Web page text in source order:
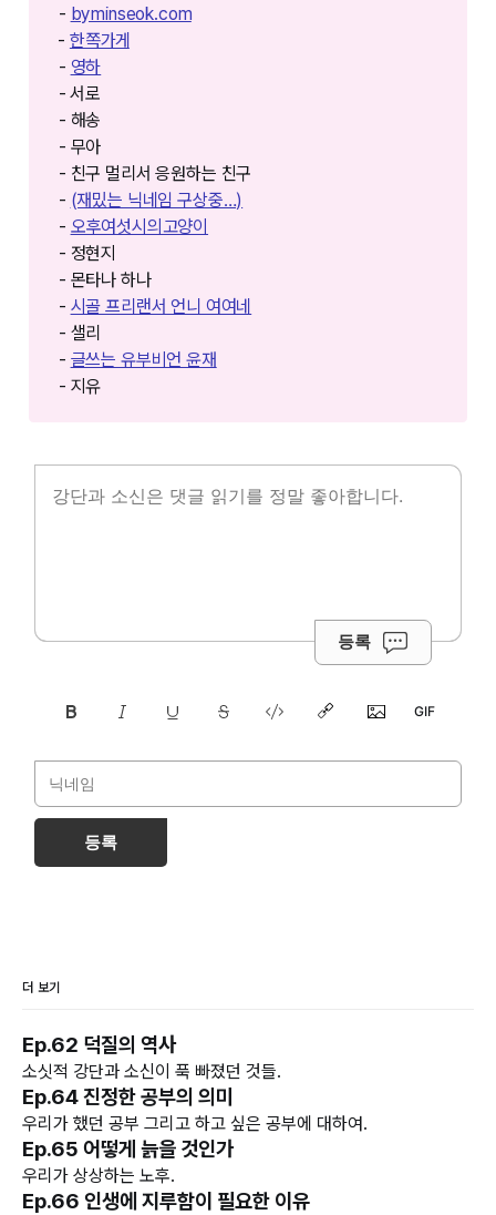
- byminseok.com⁠⁠⁠
⁠⁠⁠⁠- 한쪽가게⁠⁠⁠⁠⁠⁠⁠⁠
- 영하
- ⁠⁠서로
- 해송
- 무아
- 친구 멀리서 응원하는 친구
- (재밌는 닉네임 구상중…)
- 오후여섯시의고양이
- 정현지
- 몬타나 하나
- 시골 프리랜서 언니 여여네
- 샐리
- 글쓰는 유부비언 윤재
- 지유
등록
등록
더 보기
Ep.62 덕질의 역사
소싯적 강단과 소신이 푹 빠졌던 것들.
Ep.64 진정한 공부의 의미
우리가 했던 공부 그리고 하고 싶은 공부에 대하여.
Ep.65 어떻게 늙을 것인가
우리가 상상하는 노후.
Ep.66 인생에 지루함이 필요한 이유